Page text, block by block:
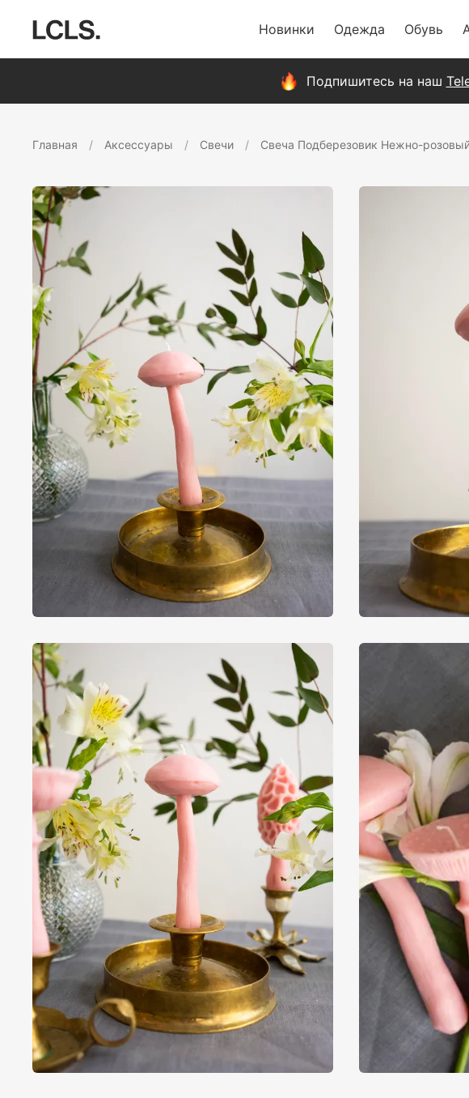
Новинки Одежда Обувь
Подпишитесь на наш
Главная Аксессуары Свечи Свеча Подберезовик Нежно-